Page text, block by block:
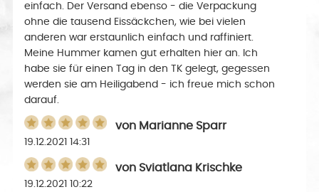
einfach. Der Versand ebenso - die Verpackung
ohne die tausend Eissäckchen, wie bei vielen
anderen war erstaunlich einfach und raffiniert.
Meine Hummer kamen gut erhalten hier an. Ich
habe sie für einen Tag in den TK gelegt, gegessen
werden sie am Heiligabend - ich freue mich schon
darauf.
von Marianne Sparr
19.12.2021 14:31
von Sviatlana Krischke
19.12.2021 10:22